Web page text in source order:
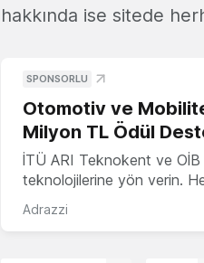
hakkında ise sitede
SPONSORLU
Otomotiv ve
Milyon TL Ödül
İTÜ ARI Teknokent ve OİB
teknolojilerine yön verin.
Adrazzi